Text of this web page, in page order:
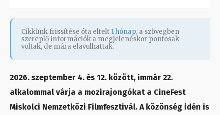
Cikkünk frissítése óta eltelt 1 hónap, a szövegben
szereplő információk a megjelenéskor pontosak
voltak, de mára elavulhattak.
2026. szeptember 4. és 12. között, immár 22.
alkalommal várja a mozirajongókat a CineFest
Miskolci Nemzetközi Filmfesztivál. A közönség idén is